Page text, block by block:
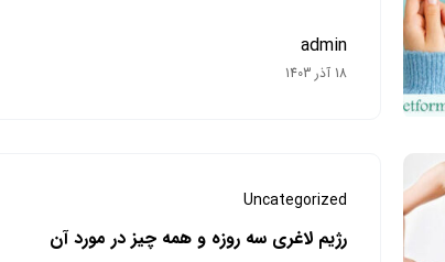
admin
18 آذر 1403
Uncategorized
رژیم لاغری سه روزه و همه چیز در مورد آن